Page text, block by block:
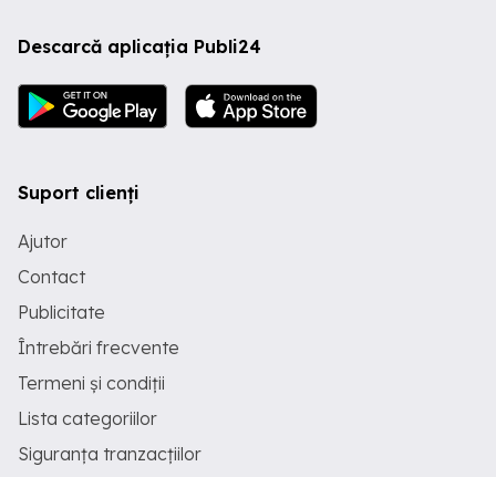
Descarcă aplicația Publi24
Suport clienți
Ajutor
Contact
Publicitate
Întrebări frecvente
Termeni și condiții
Lista categoriilor
Siguranța tranzacțiilor